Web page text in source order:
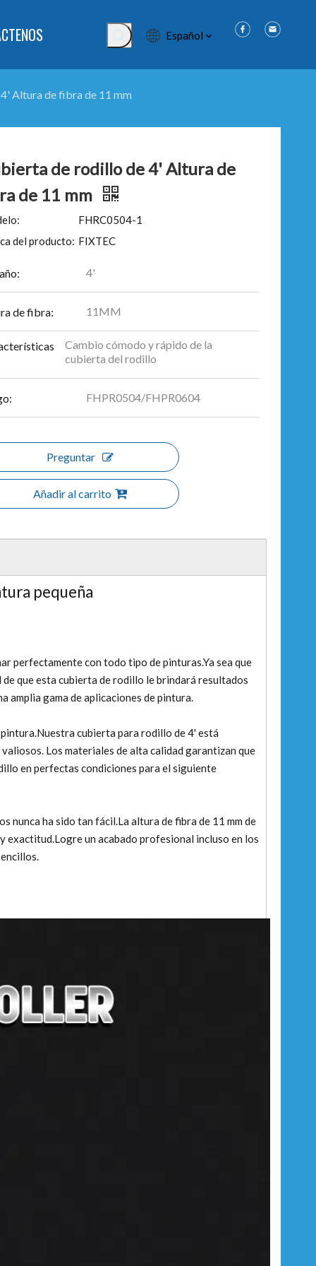
Español
Altura de fibra de 11 mm
de rodillo de 4' Altura de
de 11 mm
FHRC0504-1
del producto: FIXTEC
4'
de fibra: 11MM
Cambio cómodo y rápido de la
cubierta del rodillo
FHPR0504/FHPR0604
Preguntar
Añadir al carrito
pequeña
perfectamente con todo tipo de pinturas.Ya sea que
que esta cubierta de rodillo le brindará resultados
amplia gama de aplicaciones de pintura.
cubierta para rodillo de 4' está
Los materiales de alta calidad garantizan que
en perfectas condiciones para el siguiente
nunca ha sido tan fácil.La altura de fibra de 11 mm de
exactitud.Logre un acabado profesional incluso en los